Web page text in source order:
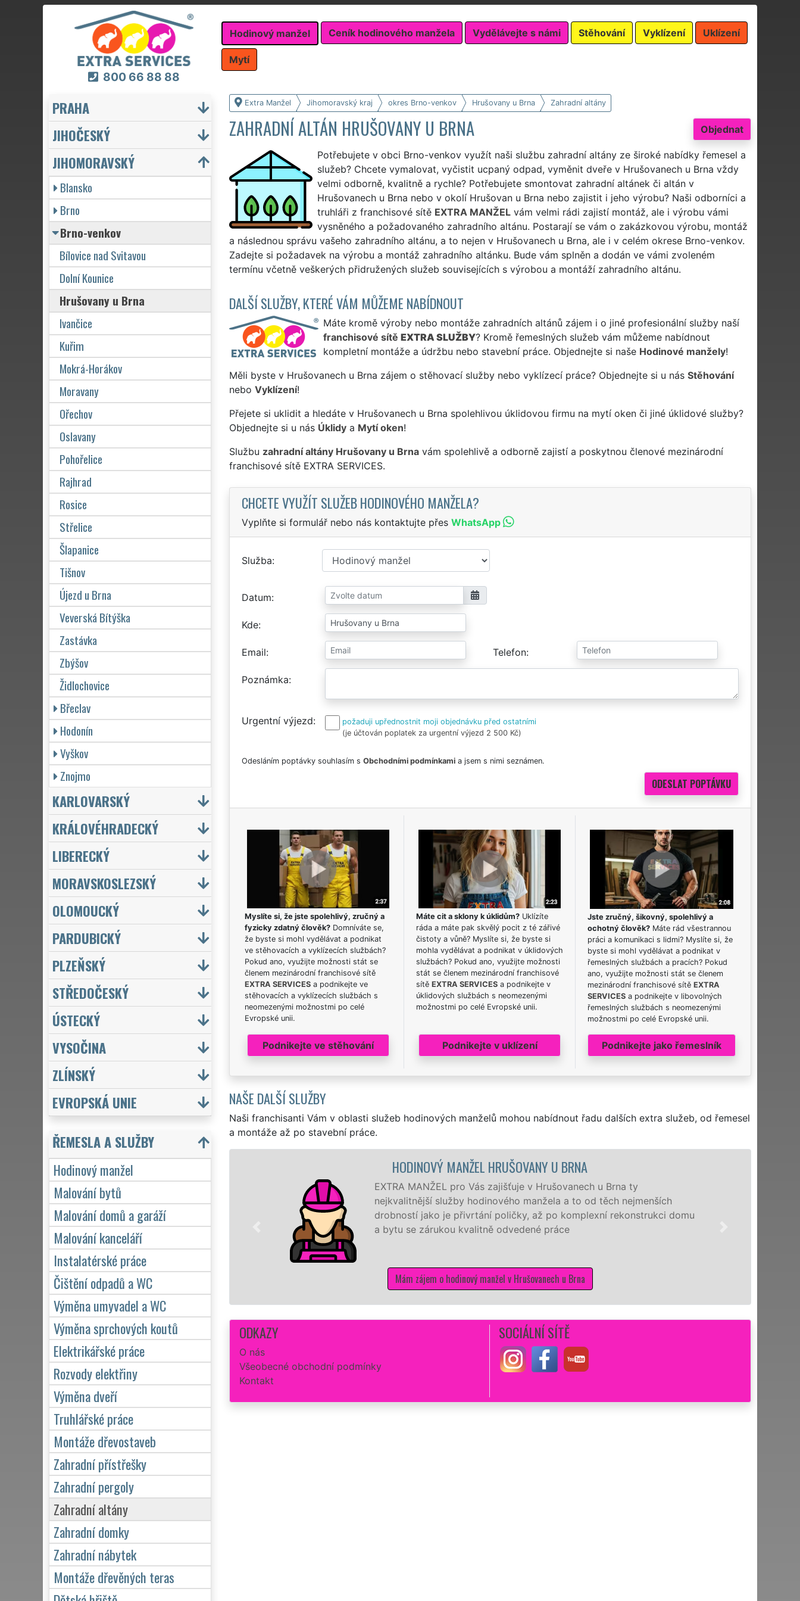
800 66 88 88
Hodinový manžel Ceník hodinového manžela Vydělávejte s námi Stěhování Vyklízení Uklízení
Mytí
Extra Manžel Jihomoravský kraj okres Brno-venkov Hrušovany u Brna Zahradní altány
Objednat
ZAHRADNÍ ALTÁN HRUŠOVANY U BRNA
Potřebujete v obci Brno-venkov využít naši službu zahradní altány ze široké nabídky řemesel a
služeb? Chcete vymalovat, vyčistit ucpaný odpad, vyměnit dveře v Hrušovanech u Brna vždy
velmi odborně, kvalitně a rychle? Potřebujete smontovat zahradní altánek či altán v
Hrušovanech u Brna nebo v okolí Hrušovan u Brna nebo zajistit i jeho výrobu? Naši odborníci a
truhláři z franchisové sítě EXTRA MANŽELvám velmi rádi zajistí montáž, ale i výrobu vámi
vysněného a požadovaného zahradního altánu. Postarají se vám o zakázkovou výrobu, montáž
a následnou správu vašeho zahradního altánu, a to nejen v Hrušovanech u Brna, ale i v celém okrese Brno-venkov.
Zadejte si požadavek na výrobu a montáž zahradního altánku. Bude vám splněn a dodán ve vámi zvoleném
termínu včetně veškerých přidružených služeb souvisejících s výrobou a montáží zahradního altánu.
DALŠÍ SLUŽBY, KTERÉ VÁM MŮŽEME NABÍDNOUT
Máte kromě výroby nebo montáže zahradních altánů zájem i o jiné profesionální služby naší
franchisové sítě EXTRA SLUŽBY? Kromě řemeslných služeb vám můžeme nabídnout
kompletní montáže a údržbu nebo stavební práce. Objednejte si naše Hodinové manžely!
Měli byste v Hrušovanech u Brna zájem o stěhovací služby nebo vyklízecí práce? Objednejte si u nás Stěhování
nebo Vyklízení!
Přejete si uklidit a hledáte v Hrušovanech u Brna spolehlivou úklidovou firmu na mytí oken či jiné úklidové služby?
Objednejte si u nás Úklidya Mytí oken!
Službu zahradní altány Hrušovany u Brnavám spolehlivě a odborně zajistí a poskytnou členové mezinárodní
franchisové sítě EXTRA SERVICES.
CHCETE VYUŽÍT SLUŽEB HODINOVÉHO MANŽELA?
Vyplňte si formulář nebo nás kontaktujte přes WhatsApp
Služba
Datum
Kde
Email Telefon
Poznámka
Urgentní výjezd
požaduji upřednostnit moji objednávku před ostatními
(je účtován poplatek za urgentní výjezd 2 500 Kč)
Odesláním poptávky souhlasím s Obchodními podmínkamia jsem s nimi seznámen.
Myslíte si, že jste spolehlivý, zručný a
fyzicky zdatný člověk?Domníváte se,
že byste si mohl vydělávat a podnikat
ve stěhovacích a vyklízecích službách?
Pokud ano, využijte možnosti stát se
členem mezinárodní franchisové sítě
EXTRA SERVICESa podnikejte ve
stěhovacích a vyklízecích službách s
neomezenými možnostmi po celé
Evropské unii.
Podnikejte ve stěhování
Máte cit a sklony k úklidům?Uklízíte
ráda a máte pak skvělý pocit z té zářivé
čistoty a vůně? Myslíte si, že byste si
mohla vydělávat a podnikat v úklidových
službách? Pokud ano, využijte možnosti
stát se členem mezinárodní franchisové
sítě EXTRA SERVICESa podnikejte v
úklidových službách s neomezenými
možnostmi po celé Evropské unii.
Podnikejte v uklízení
Jste zručný, šikovný, spolehlivý a
ochotný člověk? Máte rád všestrannou
práci a komunikaci s lidmi? Myslíte si, že
byste si mohl vydělávat a podnikat v
řemeslných službách a pracích? Pokud
ano, využijte možnosti stát se členem
mezinárodní franchisové sítěEXTRA
SERVICES a podnikejte v libovolných
řemeslných službách s neomezenými
možnostmi po celé Evropské unii.
Podnikejte jako řemeslník
NAŠE DALŠÍ SLUŽBY
Naši franchisanti Vám v oblasti služeb hodinových manželů mohou nabídnout řadu dalších extra služeb, od řemesel
a montáže až po stavební práce.
HODINOVÝ MANŽEL HRUŠOVANY U BRNA
EXTRA MANŽEL pro Vás zajišťuje v Hrušovanech u Brna ty
nejkvalitnější služby hodinového manžela a to od těch nejmenších
drobností jako je přivrtání poličky, až po komplexní rekonstrukci domu
a bytu se zárukou kvalitně odvedené práce
Mám zájem o hodinový manžel v Hrušovanech u Brna
ODKAZY
O nás
Všeobecné obchodní podmínky
Kontakt
SOCIÁLNÍ SÍTĚ
PRAHA
JIHOČESKÝ
JIHOMORAVSKÝ
Blansko
Brno
Brno-venkov
Bílovice nad Svitavou
Dolní Kounice
Hrušovany u Brna
Ivančice
Kuřim
Mokrá-Horákov
Moravany
Ořechov
Oslavany
Pohořelice
Rajhrad
Rosice
Střelice
Šlapanice
Tišnov
Újezd u Brna
Veverská Bítýška
Zastávka
Zbýšov
Židlochovice
Břeclav
Hodonín
Vyškov
Znojmo
KARLOVARSKÝ
KRÁLOVÉHRADECKÝ
LIBERECKÝ
MORAVSKOSLEZSKÝ
OLOMOUCKÝ
PARDUBICKÝ
PLZEŇSKÝ
STŘEDOČESKÝ
ÚSTECKÝ
VYSOČINA
ZLÍNSKÝ
EVROPSKÁ UNIE
ŘEMESLA A SLUŽBY
Hodinový manžel
Malování bytů
Malování domů a garáží
Malování kanceláří
Instalatérské práce
Čištění odpadů a WC
Výměna umyvadel a WC
Výměna sprchových koutů
Elektrikářské práce
Rozvody elektřiny
Výměna dveří
Truhlářské práce
Montáže dřevostaveb
Zahradní přístřešky
Zahradní pergoly
Zahradní altány
Zahradní domky
Zahradní nábytek
Montáže dřevěných teras